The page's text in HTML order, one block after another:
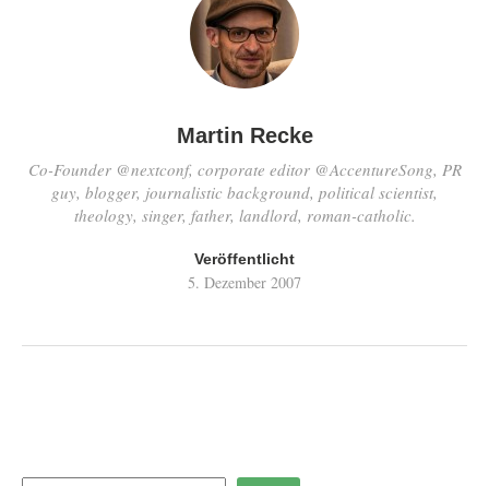
Martin Recke
Co-Founder @nextconf, corporate editor @AccentureSong, PR
guy, blogger, journalistic background, political scientist,
theology, singer, father, landlord, roman-catholic.
Veröffentlicht
5. Dezember 2007